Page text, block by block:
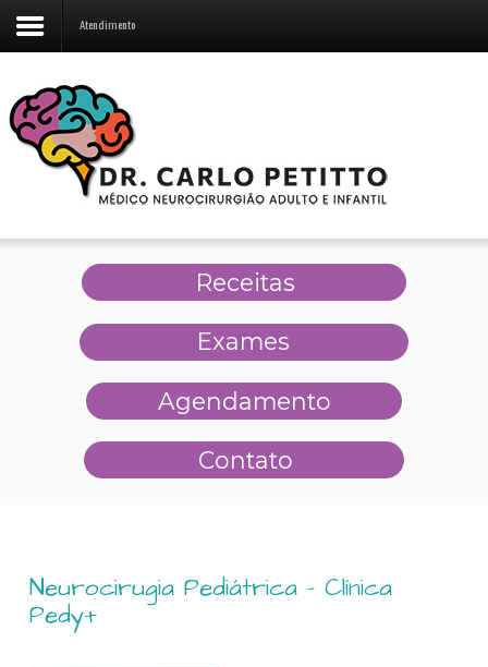
Atendimento
Receitas
Exames
Agendamento
Contato
Neurocirugia Pediátrica - Clínica
Pedy+